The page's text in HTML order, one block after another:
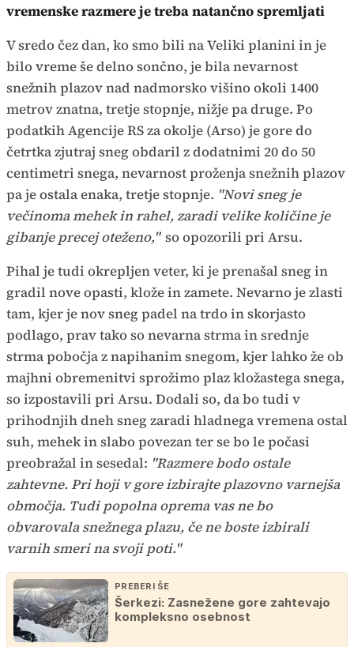
vremenske razmere je treba natančno spremljati
V sredo čez dan, ko smo bili na Veliki planini in je
bilo vreme še delno sončno, je bila nevarnost
snežnih plazov nad nadmorsko višino okoli 1400
metrov znatna, tretje stopnje, nižje pa druge. Po
podatkih Agencije RS za okolje (Arso) je gore do
četrtka zjutraj sneg obdaril z dodatnimi 20 do 50
centimetri snega, nevarnost proženja snežnih plazov
pa je ostala enaka, tretje stopnje. "Novi sneg je
večinoma mehek in rahel, zaradi velike količine je
gibanje precej oteženo," so opozorili pri Arsu.
Pihal je tudi okrepljen veter, ki je prenašal sneg in
gradil nove opasti, klože in zamete. Nevarno je zlasti
tam, kjer je nov sneg padel na trdo in skorjasto
podlago, prav tako so nevarna strma in srednje
strma pobočja z napihanim snegom, kjer lahko že ob
majhni obremenitvi sprožimo plaz kložastega snega,
so izpostavili pri Arsu. Dodali so, da bo tudi v
prihodnjih dneh sneg zaradi hladnega vremena ostal
suh, mehek in slabo povezan ter se bo le počasi
preobražal in sesedal: "Razmere bodo ostale
zahtevne. Pri hoji v gore izbirajte plazovno varnejša
območja. Tudi popolna oprema vas ne bo
obvarovala snežnega plazu, če ne boste izbirali
varnih smeri na svoji poti."
PREBERI ŠE
Šerkezi: Zasnežene gore zahtevajo
kompleksno osebnost